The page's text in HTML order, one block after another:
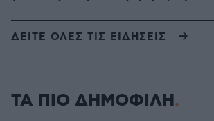
ΔΕΙΤΕ ΟΛΕΣ ΤΙΣ ΕΙΔΗΣΕΙΣ
ΤΑ ΠΙΟ ΔΗΜΟΦΙΛΗ